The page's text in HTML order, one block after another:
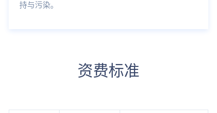
持与污染。
资费标准